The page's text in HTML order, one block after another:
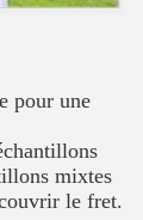
pour une
mixtes
le fret.